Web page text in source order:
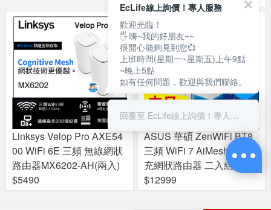
Linksys Velop Pro AXE54
00 WiFi 6E 三頻 無線網狀
路由器MX6202-AH(兩入)
$5490
ASUS 華碩 ZenWiFi BT8
三頻 WiFi 7 AiMesh 可擴
充網狀路由器 二入組
$12999
EcLife線上詢價！專人服務
歡迎光臨！
🖐嗨~我的好朋友~~
很開心能夠見到您💞
上班時間(星期一~星期五)上午9點
~晚上5點
如有任何問題，歡迎與我們聯絡。
回覆至 EcLife線上詢價！專人服務